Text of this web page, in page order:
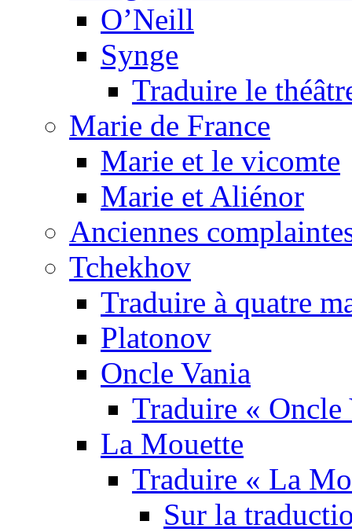
O’Neill
Synge
Traduire le
Marie de France
Marie et le vicomte
Marie et Aliénor
Anciennes
Tchekhov
Traduire à quatre
Platonov
Oncle Vania
Traduire « Oncle
La Mouette
Traduire « La
Sur la